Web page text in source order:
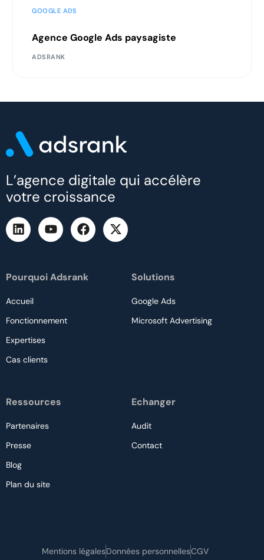
GOOGLE ADS
Agence Google Ads paysagiste
ADSRANK
L’agence digitale qui accélère
votre croissance
Pourquoi Adsrank
Accueil
Fonctionnement
Expertises
Cas clients
Solutions
Google Ads
Microsoft Advertising
Ressources
Partenaires
Presse
Blog
Plan du site
Echanger
Audit
Contact
Mentions légalesDonnées personnellesCGV